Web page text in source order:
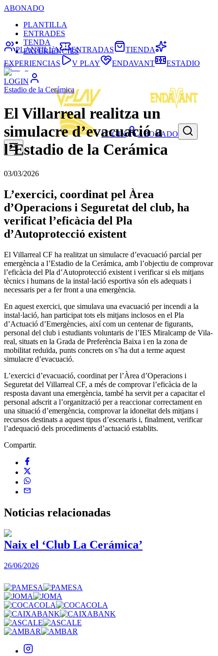
ABONADO
PLANTILLA
ENTRADES
TENDA
EXPERIÈNCIES
LOGIN
LOGIN ABONADO
PLANTILLA ENTRADAS
TIENDA
EXPERIENCIAS
V PLAY ENDAVANT ESTADIO
Estadio de la Cerámica
El Villarreal realitza un
simulacre d’evacuació a
l’Estadio de la Cerámica
03/03/2026
L’exercici, coordinat pel Àrea
d’Operacions i Seguretat del club, ha
verificat l’eficàcia del Pla
d’Autoprotecció existent
El Villarreal CF ha realitzat un simulacre d’evacuació parcial per
emergència a l’Estadio de la Cerámica, amb l’objectiu de comprovar
l’eficàcia del Pla d’Autoprotecció existent i verificar si els mitjans
tècnics i humans de la instal·lació esportiva són els adequats i
necessaris per a fer front a una emergència.
En aquest exercici, que simulava una evacuació per incendi a la
instal·lació, han participat tots els mitjans inclosos en el Pla
d’Actuació d’Emergències, així com un centenar de figurants,
personal del club i estudiants voluntaris de l’IES Miralcamp de Vila-
real, situats en la Grada de Preferència Baixa i en la zona de
mobilitat reduïda, punts concrets on s’ha dut a terme aquest
simulacre d’evacuació.
L’exercici d’evacuació, coordinat per l’Àrea d’Operacions i
Seguretat del Villarreal CF, a més de comprovar l’eficàcia de la
resposta davant una emergència, també ha servit per a capacitar el
personal adscrit a l’organització per a reaccionar correctament en
una situació d’emergència, comprovar la idoneïtat dels mitjans i
recursos destinats a aquest tipus d’escenaris i, finalment, verificar
l’adequació dels procediments d’actuació establits.
Compartir.
Noticias relacionadas
Naix el ‘Club La Cerámica’
26/06/2026